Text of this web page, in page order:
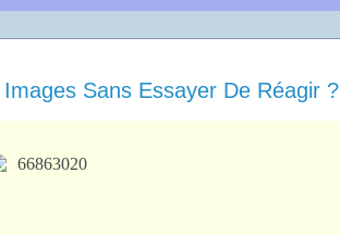
Sans Essayer De Réagir ?